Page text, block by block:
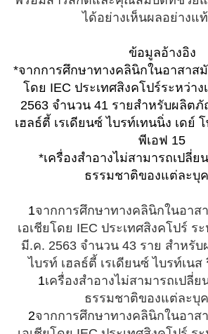
ได้อย่างเห็นผลอย่างแ
ข้อมูลอ้างอิง
*จากการศึกษาทางคลินิกในอาสาส
โดย IEC ประเทศสิงคโปร์ระหว่า
2563 จำนวน 41 รายสำหรับผลิต
เฮลธ์ตี้ เรเดียนซ์ ไบรท์เทนนิ่ง เดย์
พีเอฟ 15
*เครื่องสำอางไม่สามารถเปลี่
ธรรมชาติของแต่ละบุ
1จากการศึกษาทางคลินิกในอา
เอเชียโดย IEC ประเทศสิงคโปร์ ร
มี.ค. 2563 จำนวน 43 ราย สำหรั
ไบรท์ เฮลธ์ตี้ เรเดียนซ์ ไบรท์เนส
1เครื่องสำอางไม่สามารถเปลี่
ธรรมชาติของแต่ละบุ
2จากการศึกษาทางคลินิกในอา